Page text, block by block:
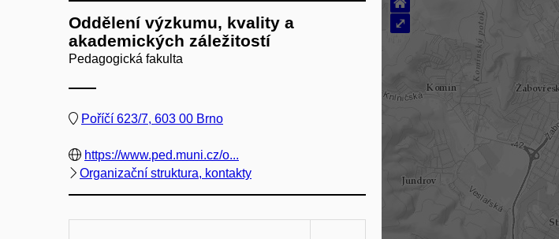
místnosti
⤢
Oddělení výzkumu, kvality a
akademických záležitostí
Pedagogická fakulta
Poříčí 623/7, 603 00 Brno
https://www.ped.muni.cz/o...
Organizační struktura, kontakty